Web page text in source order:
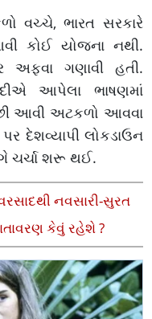
વચ્ચે, ભારત સરકારે
કોઈ યોજના નથી.
અફવા ગણાવી હતી.
આપેલા ભાષણમાં
આવી અટકળો આવવા
પર દેશવ્યાપી લોકડાઉન
ચર્ચા શરૂ થઈ.
વરસાદથી નવસારી-સુરત
કેવું રહેશે ?